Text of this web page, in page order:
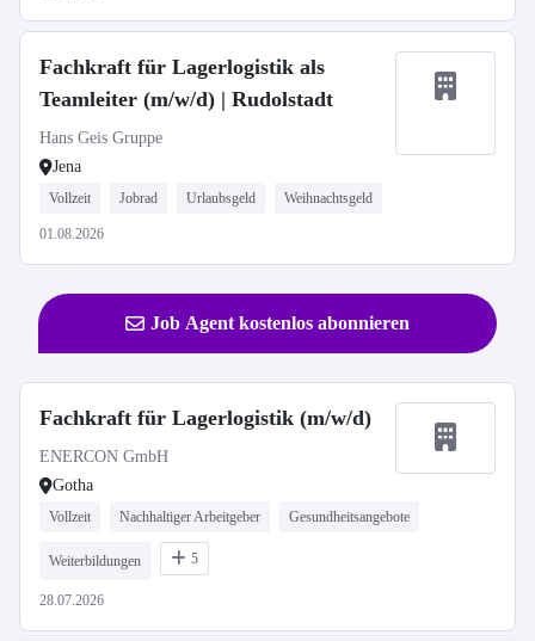
Fachkraft für Lagerlogistik als
Teamleiter (m/w/d) | Rudolstadt
Hans Geis Gruppe
Jena
Vollzeit Jobrad Urlaubsgeld Weihnachtsgeld
01.08.2026
Job Agent kostenlos abonnieren
Fachkraft für Lagerlogistik (m/w/d)
ENERCON GmbH
Gotha
Vollzeit Nachhaltiger Arbeitgeber Gesundheitsangebote
Weiterbildungen 5
28.07.2026